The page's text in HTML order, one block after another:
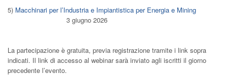
5) Macchinari per l’Industria e Impiantistica per Energia e Mining
3 giugno 2026
La partecipazione è gratuita, previa registrazione tramite i link sopra
indicati. Il link di accesso al webinar sarà inviato agli iscritti il giorno
precedente l’evento.